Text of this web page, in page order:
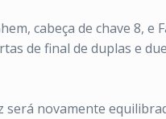
cabeça de chave 8, e
de final de duplas e
será novamente